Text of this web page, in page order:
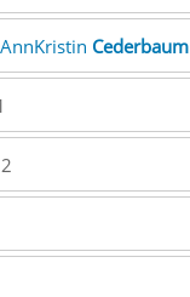
Cederbaum
2